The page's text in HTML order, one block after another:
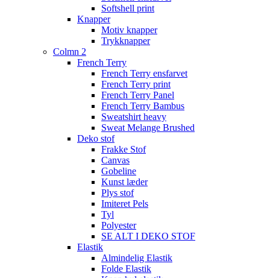
Softshell print
Knapper
Motiv knapper
Trykknapper
Colmn 2
French Terry
French Terry ensfarvet
French Terry print
French Terry Panel
French Terry Bambus
Sweatshirt heavy
Sweat Melange Brushed
Deko stof
Frakke Stof
Canvas
Gobeline
Kunst læder
Plys stof
Imiteret Pels
Tyl
Polyester
SE ALT I DEKO STOF
Elastik
Almindelig Elastik
Folde Elastik